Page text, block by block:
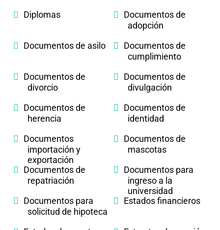
Diplomas
Documentos de
adopción
Documentos de asilo
Documentos de
cumplimiento
Documentos de
divorcio
Documentos de
divulgación
Documentos de
herencia
Documentos de
identidad
Documentos
importación y
exportación
Documentos de
mascotas
Documentos de
repatriación
Documentos para
ingreso a la
universidad
Documentos para
solicitud de hipoteca
Estados financieros